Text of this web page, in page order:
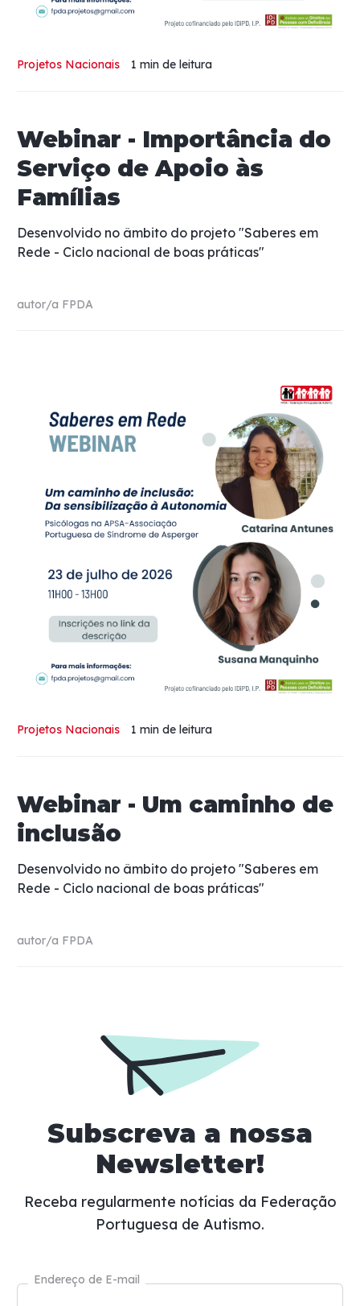
Projetos Nacionais 1 min de leitura
Webinar - Importância do
Serviço de Apoio às
Famílias
Desenvolvido no âmbito do projeto "Saberes em
Rede - Ciclo nacional de boas práticas"
autor/a FPDA
Projetos Nacionais 1 min de leitura
Webinar - Um caminho de
inclusão
Desenvolvido no âmbito do projeto "Saberes em
Rede - Ciclo nacional de boas práticas"
autor/a FPDA
Subscreva a nossa
Newsletter!
Receba regularmente notícias da Federação
Portuguesa de Autismo.
Endereço de E-mail